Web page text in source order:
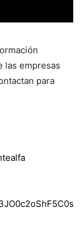
las empresas
para